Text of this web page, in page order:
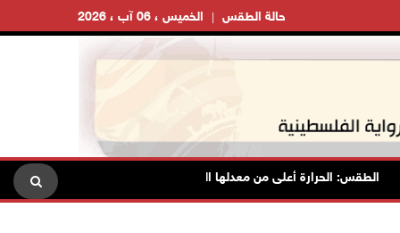
الخميس ، 06 آب ، 2026 حالة الطقس
الطقس: الحرارة أعلى من معدلها السنوي العام الاحتلال يقتحم